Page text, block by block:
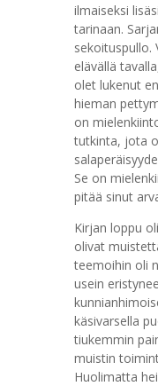
ilmaiseksi
tarinaan.
sekoituspullo.
elävällä
olet lukenut
hieman
on
tutkinta, jota
Se on
pitää sinut
Kirjan loppu
olivat
teemoihin oli
usein
käsivarsella
tiukemmin
muistin
Huolimatta